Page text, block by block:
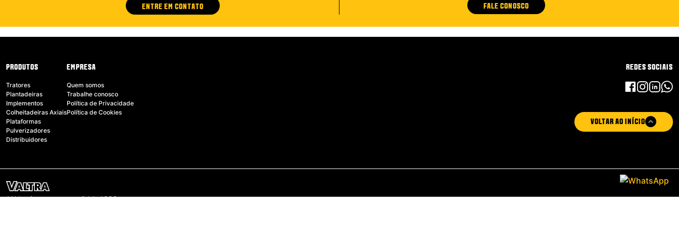
ENTRE EM CONTATO FALE CONOSCO
PRODUTOS
Tratores
Plantadeiras
Implementos
Colheitadeiras Axiais
Plataformas
Pulverizadores
Distribuidores
EMPRESA
Quem somos
Trabalhe conosco
Política de Privacidade
Política de Cookies
REDES SOCIAIS
VOLTAR AO INÍCIO
A Valtra é uma marca mundial da AGCO.